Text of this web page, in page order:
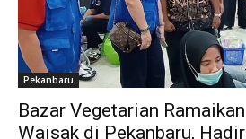
Pekanbaru
Bazar Vegetarian
Waisak di Pekanbaru,